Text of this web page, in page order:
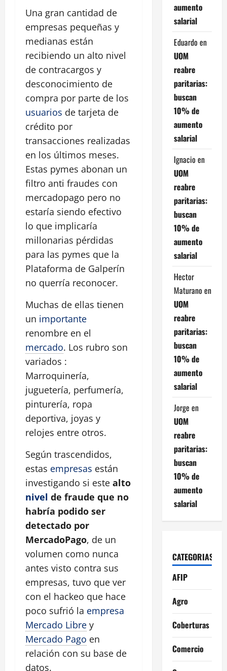
Una gran cantidad de
empresas pequeñas y
medianas están
recibiendo un alto nivel
de contracargos y
desconocimiento de
compra por parte de los
usuarios de tarjeta de
crédito por
transacciones realizadas
en los últimos meses.
Estas pymes abonan un
filtro anti fraudes con
mercadopago pero no
estaría siendo efectivo
lo que implicaría
millonarias pérdidas
para las pymes que la
Plataforma de Galperín
no querría reconocer.
Muchas de ellas tienen
un importante
renombre en el
mercado. Los rubro son
variados :
Marroquinería,
juguetería, perfumería,
pinturería, ropa
deportiva, joyas y
relojes entre otros.
Según trascendidos,
estas empresas están
investigando si este alto
nivel de fraude que no
habría podido ser
detectado por
MercadoPago, de un
volumen como nunca
antes visto contra sus
empresas, tuvo que ver
con el hackeo que hace
poco sufrió la empresa
Mercado Libre y
Mercado Pago en
relación con su base de
datos.
aumento
salarial
Eduardo en
UOM
reabre
paritarias:
buscan
10% de
aumento
salarial
Ignacio en
UOM
reabre
paritarias:
buscan
10% de
aumento
salarial
Hector
Maturano en
UOM
reabre
paritarias:
buscan
10% de
aumento
salarial
Jorge en
UOM
reabre
paritarias:
buscan
10% de
aumento
salarial
CATEGORIAS
AFIP
Agro
Coberturas
Comercio